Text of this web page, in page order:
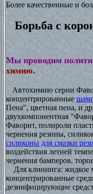
Более качественные и
Борьба с
Мы проводим
химию.
Автохимию серии
концентрированные
Пена", цветная пена, и
двухкомпонентная
Фаворит, полироли
чернения резины,
силиконы для смазки
воздействия летней
чернения бамперов,
Для клининга: жидкое
концентрированные
дезинфицирующие